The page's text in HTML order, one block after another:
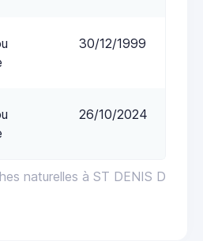
naturelles à ST DENIS D
30/12/1999
26/10/2024